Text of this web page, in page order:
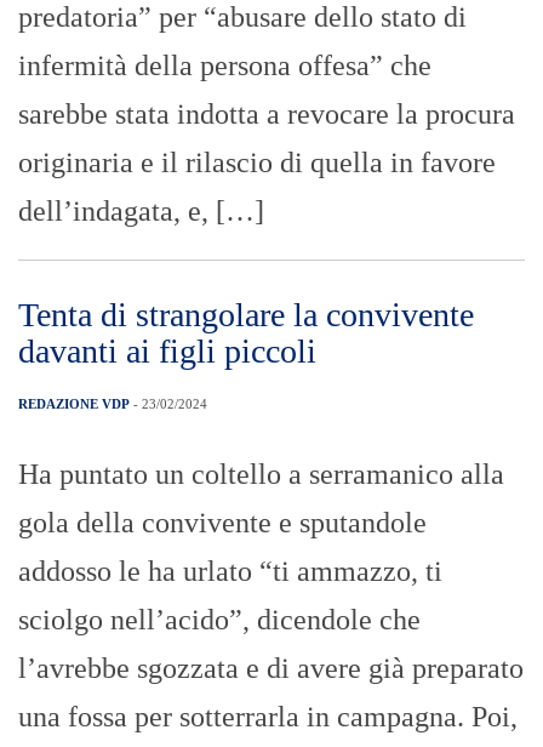
predatoria” per “abusare dello stato di
infermità della persona offesa” che
sarebbe stata indotta a revocare la procura
originaria e il rilascio di quella in favore
dell’indagata, e, […]
Tenta di strangolare la convivente
davanti ai figli piccoli
REDAZIONE VDP - 23/02/2024
Ha puntato un coltello a serramanico alla
gola della convivente e sputandole
addosso le ha urlato “ti ammazzo, ti
sciolgo nell’acido”, dicendole che
l’avrebbe sgozzata e di avere già preparato
una fossa per sotterrarla in campagna. Poi,